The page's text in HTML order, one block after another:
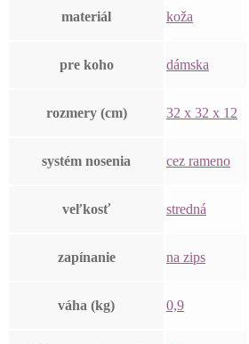
materiál koža
pre koho dámska
rozmery (cm) 32 x 32 x 12
systém nosenia cez rameno
veľkosť stredná
zapínanie na zips
váha (kg) 0,9